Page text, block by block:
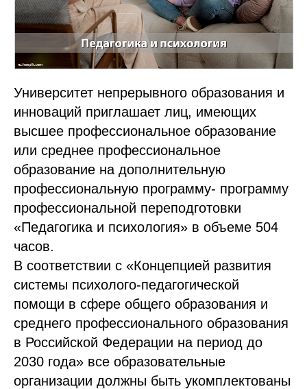
Университет непрерывного образования и
инноваций приглашает лиц, имеющих
высшее профессиональное образование
или среднее профессиональное
образование на дополнительную
профессиональную программу- программу
профессиональной переподготовки
«Педагогика и психология» в объеме 504
часов.
В соответствии с «Концепцией развития
системы психолого-педагогической
помощи в сфере общего образования и
среднего профессионального образования
в Российской Федерации на период до
2030 года» все образовательные
организации должны быть укомплектованы